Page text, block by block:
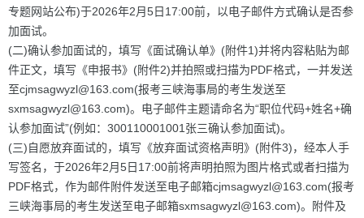
专题网站公布)于2026年2月5日17:00前，以电子邮件方式确认是否参
加面试。
(二)确认参加面试的，填写《面试确认单》(附件1)并将内容粘贴为邮
件正文，填写《申报书》(附件2)并拍照或扫描为PDF格式，一并发送
至cjmsagwyzl@163.com(报考三峡海事局的考生发送至
sxmsagwyzl@163.com)。电子邮件主题请命名为“职位代码+姓名+确
认参加面试”(例如：300110001001张三确认参加面试)。
(三)自愿放弃面试的，填写《放弃面试资格声明》(附件3)，经本人手
写签名，于2026年2月5日17:00前将声明拍照为图片格式或者扫描为
PDF格式，作为邮件附件发送至电子邮箱cjmsagwyzl@163.com(报考
三峡海事局的考生发送至电子邮箱sxmsagwyzl@163.com)。附件及